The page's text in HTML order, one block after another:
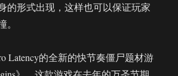
的形式出现，这样也可以保证玩家
Latency的全新的快节奏僵尸题材游